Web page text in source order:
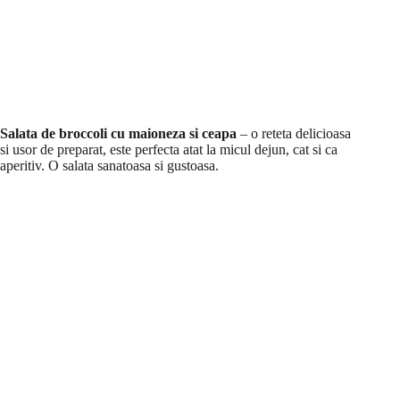
Salata de broccoli cu maioneza si ceapa – o reteta delicioasa
si usor de preparat, este perfecta atat la micul dejun, cat si ca
aperitiv. O salata sanatoasa si gustoasa.